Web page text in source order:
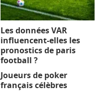
Les données VAR
influencent-elles les
pronostics de paris
football ?
Joueurs de poker
français célèbres